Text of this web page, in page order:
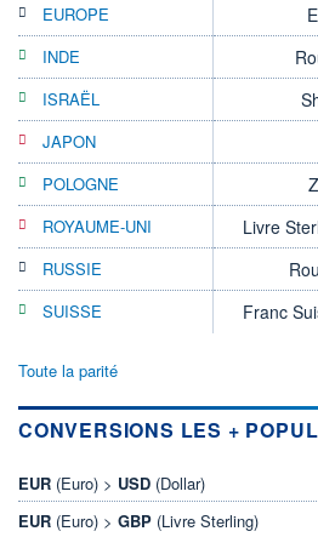
EUROPE
INDE
ISRAËL
JAPON
POLOGNE
ROYAUME-UNI Livre
RUSSIE
SUISSE Franc
Toute la parité
CONVERSIONS LES +
EUR (Euro) > USD (Dollar)
EUR (Euro) > GBP (Livre Sterling)